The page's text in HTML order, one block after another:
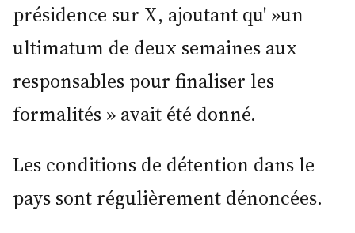
présidence sur X, ajoutant qu' »un
ultimatum de deux semaines aux
responsables pour finaliser les
formalités » avait été donné.
Les conditions de détention dans le
pays sont régulièrement dénoncées.